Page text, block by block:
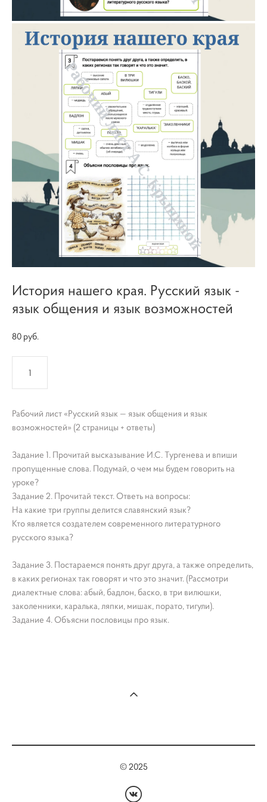
История нашего края. Русский язык -
язык общения и язык возможностей
80 pуб.
Рабочий лист «Русский язык — язык общения и язык
возможностей» (2 страницы + ответы)
Задание 1. Прочитай высказывание И.С. Тургенева и впиши
пропущенные слова. Подумай, о чем мы будем говорить на
уроке?
Задание 2. Прочитай текст. Ответь на вопросы:
На какие три группы делится славянский язык?
Кто является создателем современного литературного
русского языка?
Задание 3. Постараемся понять друг друга, а также определить,
в каких регионах так говорят и что это значит. (Рассмотри
диалектные слова: абый, бадлон, баско, в три вилюшки,
заколенники, каралька, ляпки, мишак, порато, тигули).
Задание 4. Объясни пословицы про язык.
© 2025